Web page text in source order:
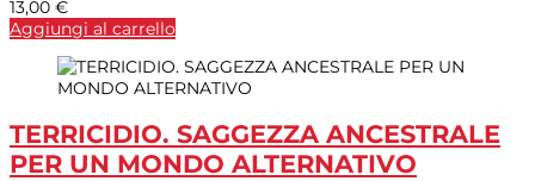
13,00 €
Aggiungi al carrello
TERRICIDIO. SAGGEZZA ANCESTRALE
PER UN MONDO ALTERNATIVO